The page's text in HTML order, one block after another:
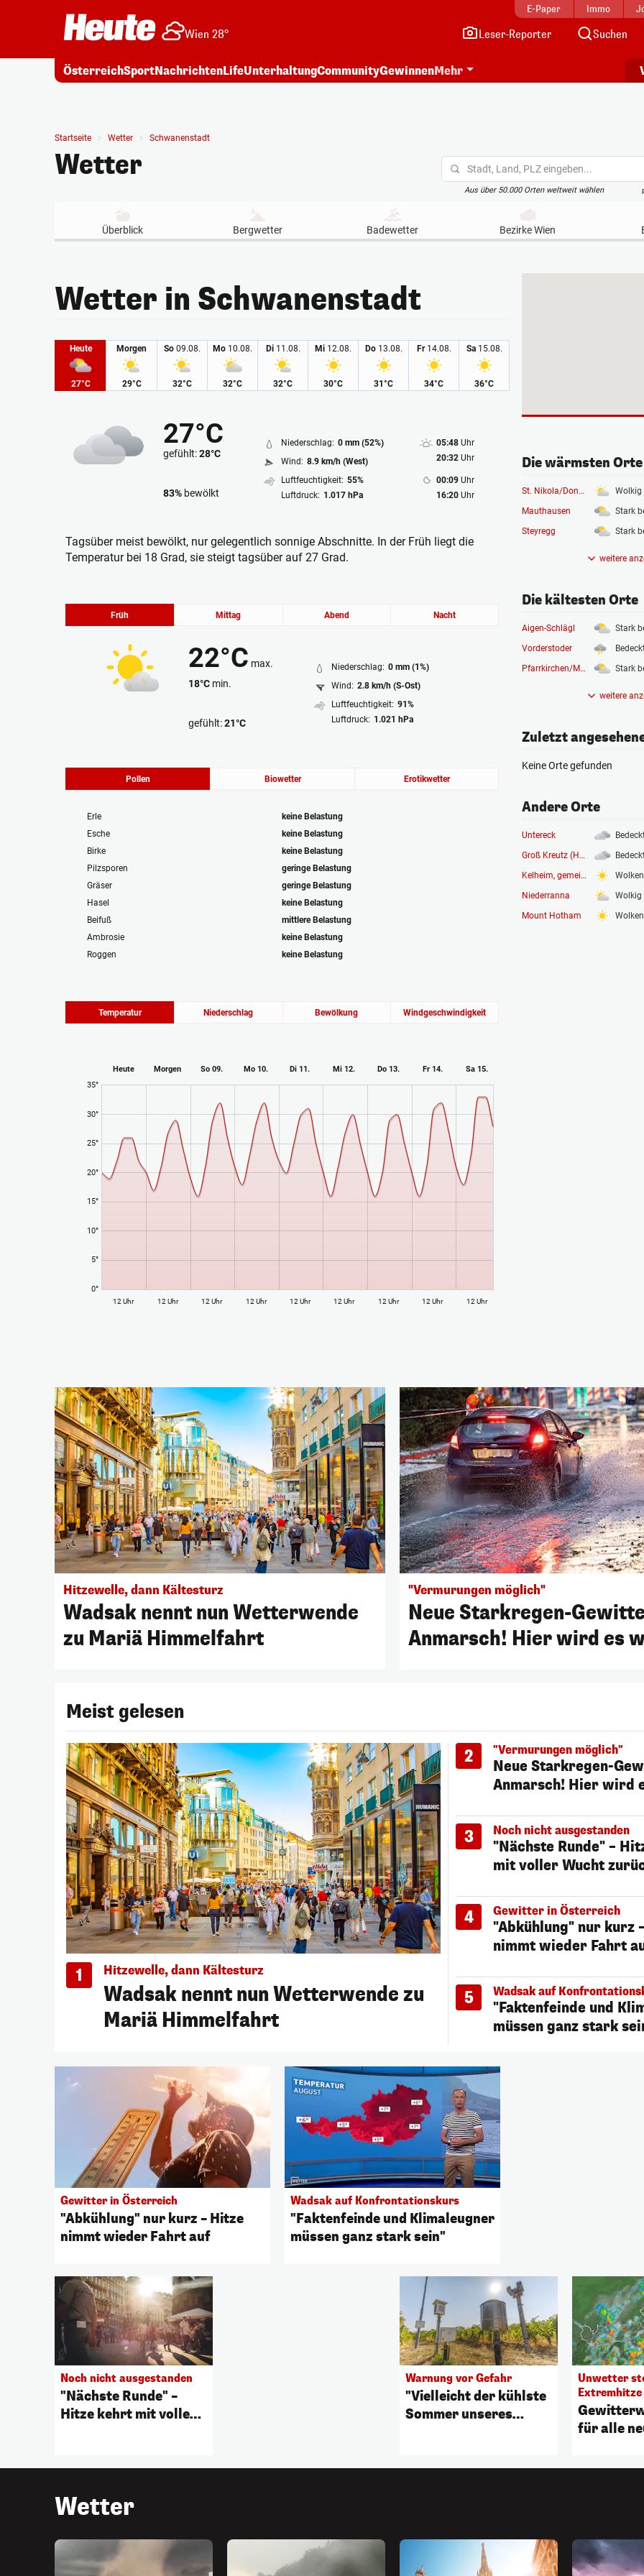
E-Paper Immo
Wien 28° Leser-Reporter Suchen
ÖsterreichSportNachrichtenLifeUnterhaltungCommunityGewinnenMehr
Wetter
Startseite Wetter Schwanenstadt
Stadt, Land, PLZ eingeben...
Aus über 50.000 Orten weltweit wählen
Überblick Bergwetter Badewetter Bezirke Wien
Wetter in Schwanenstadt
Heute
27°C
Morgen
29°C
So 09.08.
32°C
Mo 10.08.
32°C
Di11.08.
32°C
Mi 12.08.
30°C
Do13.08.
31°C
Fr14.08.
34°C
Sa15.08.
36°C
27°C
gefühlt:28°C
83% bewölkt
Niederschlag: 0 mm (52%)
Wind: 8.9 km/h (West)
Luftfeuchtigkeit: 55%
Luftdruck: 1.017 hPa
05:48 Uhr
20:32 Uhr
00:09 Uhr
16:20 Uhr
Tagsüber meist bewölkt, nur gelegentlich sonnige Abschnitte. In der Früh liegt die
Temperatur bei 18 Grad, sie steigt tagsüber auf 27 Grad.
Früh Mittag Abend Nacht
22°Cmax.
18°C min.
gefühlt:21°C
Niederschlag: 0 mm (1%)
Wind: 2.8 km/h (S-Ost)
Luftfeuchtigkeit: 91%
Luftdruck: 1.021 hPa
Pollen Biowetter Erotikwetter
Erle
keine Belastung
Esche
keine Belastung
Birke
keine Belastung
Pilzsporen
geringe Belastung
Gräser
geringe Belastung
Hasel
keine Belastung
Beifuß
mittlere Belastung
Ambrosie
keine Belastung
Roggen
keine Belastung
Temperatur Niederschlag Bewölkung Windgeschwindigkeit
Heute Morgen So 09. Mo 10. Di 11. Mi 12. Do 13. Fr 14. Sa 15.
0°
5°
10°
15°
20°
25°
30°
35°
12 Uhr 12 Uhr 12 Uhr 12 Uhr 12 Uhr 12 Uhr 12 Uhr 12 Uhr 12 Uhr
Die wärmsten Orte
St. Nikola/Donau Wolkig
Mauthausen
Stark
Steyregg
Stark
weitere
Die kältesten Orte
Aigen-Schlägl Stark
Vorderstoder
Pfarrkirchen/Mühlkreis
Stark
weitere
Zuletzt
Keine Orte gefunden
Andere Orte
Untereck
Groß Kreutz (Havel)
Kelheim, gemeindefreies Gebiet
Niederranna
Wolkig
Mount Hotham
Hitzewelle, dann Kältesturz
Wadsak nennt nun Wetterwende
zu Mariä Himmelfahrt
"Vermurungen möglich"
Neue Starkregen-
Anmarsch! Hier wird es
Meist gelesen
1 Hitzewelle, dann Kältesturz
Wadsak nennt nun Wetterwende zu
Mariä Himmelfahrt
2 "Vermurungen möglich"
Neue Starkregen-
Anmarsch! Hier wird
3 Noch nicht ausgestanden
"Nächste Runde" –
mit voller Wucht
4 Gewitter in Österreich
"Abkühlung" nur kurz
nimmt wieder Fahrt
5 Wadsak auf
"Faktenfeinde und
müssen ganz stark
Gewitter in Österreich
"Abkühlung" nur kurz – Hitze
nimmt wieder Fahrt auf
Wadsak auf Konfrontationskurs
"Faktenfeinde und Klimaleugner
müssen ganz stark sein"
Noch nicht ausgestanden
"Nächste Runde" –
Hitze kehrt mit voller
Warnung vor Gefahr
"Vielleicht der kühlste
Sommer unseres
Unwetter
Extremhitze
für alle
Wetter